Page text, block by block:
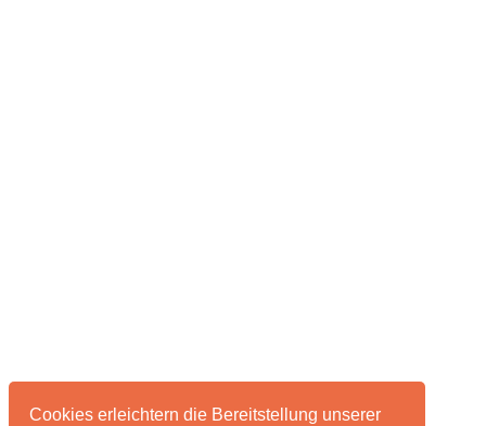
Cookies erleichtern die Bereitstellung unserer